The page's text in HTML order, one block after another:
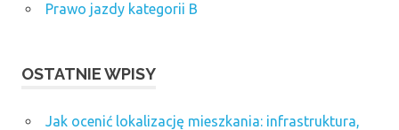
Prawo jazdy kategorii B
OSTATNIE WPISY
Jak ocenić lokalizację mieszkania: infrastruktura,